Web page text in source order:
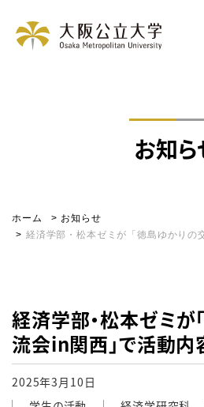
お知ら
ホーム
お知らせ
経済学部・松本ゼミが「徳島ゆかりの
経済学部・松本ゼミが
流会in関西」で活動内
2025年3月10日